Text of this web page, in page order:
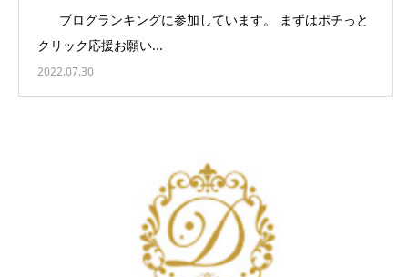
ブログランキングに参加しています。 まずはポチっと
クリック応援お願い...
2022.07.30